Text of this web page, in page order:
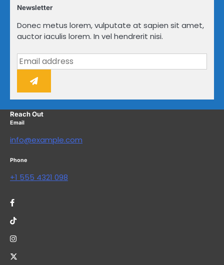
Newsletter
Donec metus lorem, vulputate at sapien sit amet,
auctor iaculis lorem. In vel hendrerit nisi.
Reach Out
Email
info@example.com
Phone
+1 555 4321 098